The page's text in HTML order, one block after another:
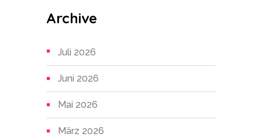
Archive
Juli 2026
Juni 2026
Mai 2026
März 2026